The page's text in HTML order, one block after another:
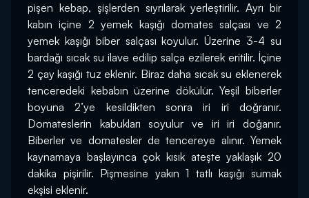
pişen kebap, şişlerden sıyrılarak yerleştirilir. Ayrı bir
kabın içine 2 yemek kaşığı domates salçası ve 2
yemek kaşığı biber salçası koyulur. Üzerine 3-4 su
bardağı sıcak su ilave edilip salça ezilerek eritilir. İçine
2 çay kaşığı tuz eklenir. Biraz daha sıcak su eklenerek
tenceredeki kebabın üzerine dökülür. Yeşil biberler
boyuna 2’ye kesildikten sonra iri iri doğranır.
Domateslerin kabukları soyulur ve iri iri doğanır.
Biberler ve domatesler de tencereye alınır. Yemek
kaynamaya başlayınca çok kısık ateşte yaklaşık 20
dakika pişirilir. Pişmesine yakın 1 tatlı kaşığı sumak
ekşisi eklenir.